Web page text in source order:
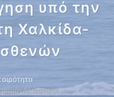
υπό την
Χαλκίδα-
Αλιευτικοί …